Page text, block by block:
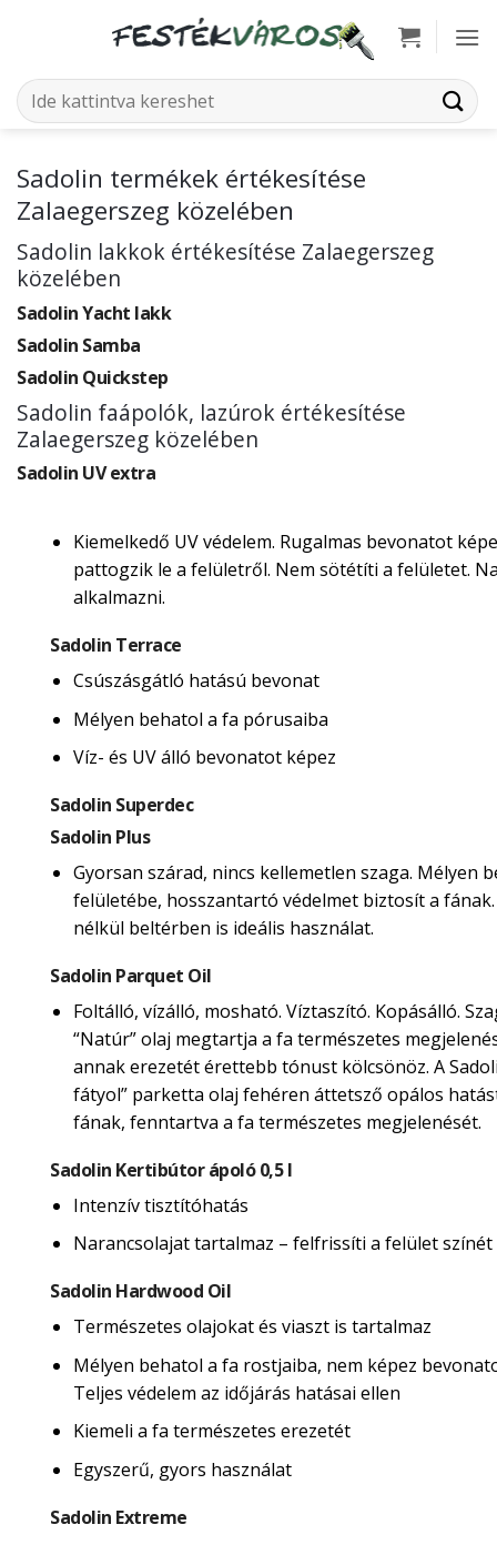
Keresés
a
Sadolin termékek értékesítése
Zalaegerszeg közelében
Sadolin lakkok értékesítése Zalaegerszeg
közelében
Sadolin Yacht lakk
Sadolin Samba
Sadolin Quickstep
Sadolin faápolók, lazúrok értékesítése
Zalaegerszeg közelében
Sadolin UV extra
Kiemelkedő UV védelem. Rugalmas bevonatot
pattogzik le a felületről. Nem sötétíti a felületet.
alkalmazni.
Sadolin Terrace
Csúszásgátló hatású bevonat
Mélyen behatol a fa pórusaiba
Víz- és UV álló bevonatot képez
Sadolin Superdec
Sadolin Plus
Gyorsan szárad, nincs kellemetlen szaga. Mélyen
felületébe, hosszantartó védelmet biztosít a
nélkül beltérben is ideális használat.
Sadolin Parquet Oil
Foltálló, vízálló, mosható. Víztaszító. Kopásálló.
“Natúr” olaj megtartja a fa természetes
annak erezetét érettebb tónust kölcsönöz. A
fátyol” parketta olaj fehéren áttetsző opálos
fának, fenntartva a fa természetes megjelenését.
Sadolin Kertibútor ápoló 0,5 l
Intenzív tisztítóhatás
Narancsolajat tartalmaz – felfrissíti a felület színét
Sadolin Hardwood Oil
Természetes olajokat és viaszt is tartalmaz
Mélyen behatol a fa rostjaiba, nem képez
Teljes védelem az időjárás hatásai ellen
Kiemeli a fa természetes erezetét
Egyszerű, gyors használat
Sadolin Extreme